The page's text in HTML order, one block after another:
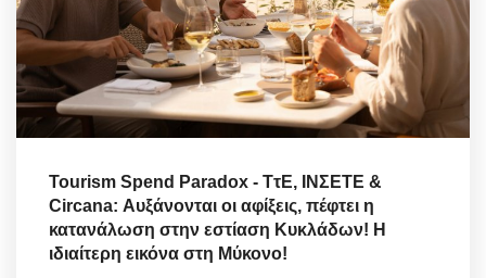
Tourism Spend Paradox - ΤτΕ, ΙΝΣΕΤΕ &
Circana: Αυξάνονται οι αφίξεις, πέφτει η
κατανάλωση στην εστίαση Κυκλάδων! Η
ιδιαίτερη εικόνα στη Μύκονο!